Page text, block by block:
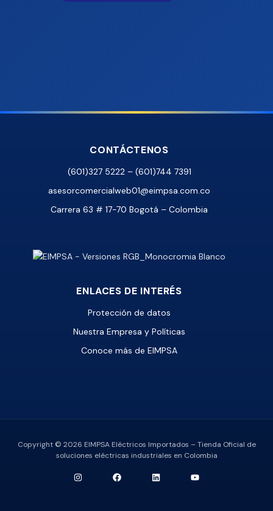
CONTÁCTENOS
(601)327 5222 – (601)744 7391
asesorcomercialweb01@eimpsa.com.co
Carrera 63 # 17-70 Bogotá – Colombia
ENLACES DE INTERÉS
Protección de datos
Nuestra Empresa y Políticas
Conoce más de EIMPSA
Copyright © 2026 EIMPSA Eléctricos Importados – Tienda Oficial de
soluciones eléctricas industriales en Colombia